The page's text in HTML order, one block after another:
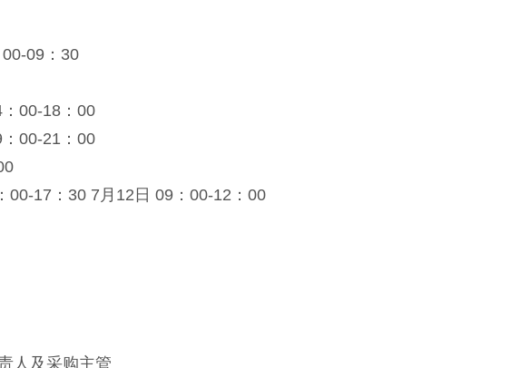
09：30
00-18：00
00-21：00
17：30 7月12日 09：00-12：00
人及采购主管